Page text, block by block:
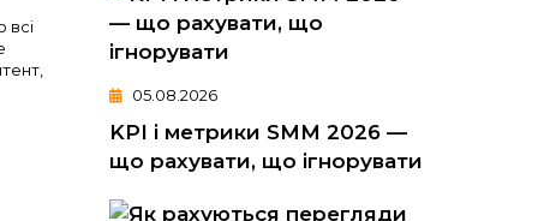
всі
05.08.2026
KPI і метрики SMM 2026 —
що рахувати, що ігнорувати